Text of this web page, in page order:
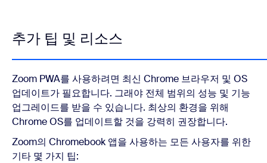
추가 팁 및 리소스
Zoom PWA를 사용하려면 최신 Chrome 브라우저 및 OS
업데이트가 필요합니다. 그래야 전체 범위의 성능 및 기능
업그레이드를 받을 수 있습니다. 최상의 환경을 위해
Chrome OS를 업데이트할 것을 강력히 권장합니다.
Zoom의 Chromebook 앱을 사용하는 모든 사용자를 위한
기타 몇 가지 팁: